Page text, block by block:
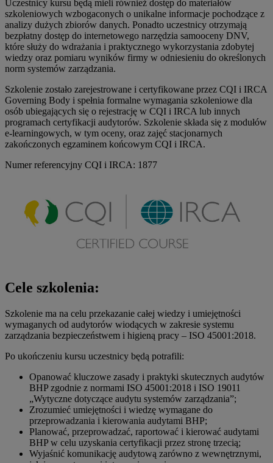
Uczestnicy kursu będą mieli również dostęp do materiałów
szkoleniowych wzbogaconych o unikalne informacje pochodzące z
analizy dużych zbiorów danych. Ponadto uczestnicy otrzymają
bezpłatny dostęp do internetowego narzędzia samooceny DNV,
które służy do wdrażania i praktycznego wykorzystania zdobytej
wiedzy oraz pomiaru wyników firmy w odniesieniu do określonych
norm systemów zarządzania.
Szkolenie zostało zarejestrowane i certyfikowane przez CQI i IRCA
Governing Body i spełnia formalne wymagania szkoleniowe dla
osób ubiegających się o rejestrację w CQI i IRCA lub innych
programach certyfikacji audytorów. Szkolenie składa się z modułów
e-learningowych, w tym oceny, oraz zajęć stacjonarnych
zakończonych egzaminem końcowym CQI i IRCA.
Numer referencyjny CQI i IRCA: 1877
Cele szkolenia:
Szkolenie ma na celu przekazanie całej wiedzy i umiejętności
wymaganych od audytorów wiodących w zakresie systemu
zarządzania bezpieczeństwem i higieną pracy – ISO 45001:2018.
Po ukończeniu kursu uczestnicy będą potrafili:
Opanować kluczowe zasady i praktyki skutecznych audytów
BHP zgodnie z normami ISO 45001:2018 i ISO 19011
„Wytyczne dotyczące audytu systemów zarządzania”;
Zrozumieć umiejętności i wiedzę wymagane do
przeprowadzania i kierowania audytami BHP;
Planować, przeprowadzać, raportować i kierować audytami
BHP w celu uzyskania certyfikacji przez stronę trzecią;
Wyjaśnić komunikację audytową zarówno z wewnętrznymi,